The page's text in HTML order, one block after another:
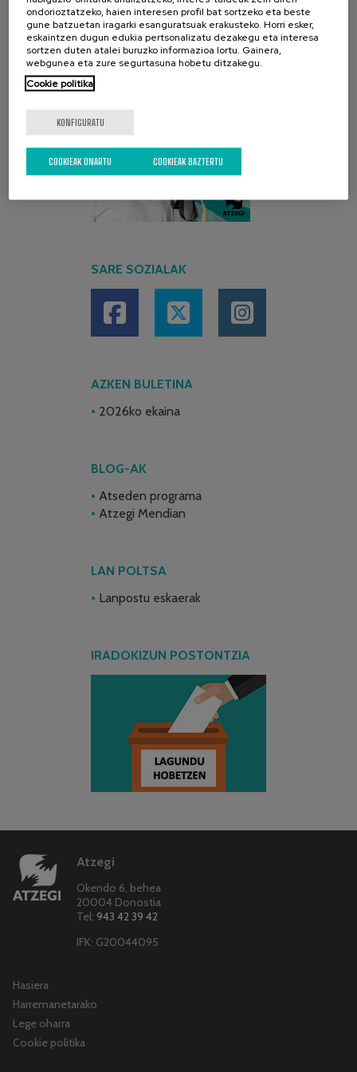
SARE SOZIALAK
AZKEN BULETINA
2026ko ekaina
BLOG-AK
Atseden programa
Atzegi Mendian
LAN POLTSA
Lanpostu eskaerak
IRADOKIZUN POSTONTZIA
Atzegi
Okendo 6, behea
20004 Donostia
Tel: 943 42 39 42
IFK: G20044095
Hasiera
Harremanetarako
Lege oharra
Cookie politika
ondorioztatzeko, haien interesen profil bat sortzeko eta beste
gune batzuetan iragarki esanguratsuak erakusteko. Horri esker,
eskaintzen dugun edukia pertsonalizatu dezakegu eta interesa
sortzen duten atalei buruzko informazioa lortu. Gainera,
webgunea eta zure segurtasuna hobetu ditzakegu.
Cookie politika
KONFIGURATU
COOKIEAK BAZTERTU
COOKIEAK ONARTU